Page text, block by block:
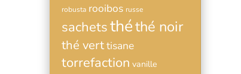
robusta rooibos russe
sachetsthéthé noir
thé verttisane
torrefaction vanille